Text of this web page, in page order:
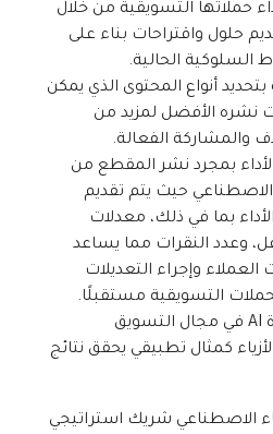
حملاتها التسويقية من خلال
حلول واقتراحات بناء على
السلوكية الحالية.
أنواع المحتوى الذي يمكن
نشره الأفضل لمزيد من
والمشاركة الفعالة.
الأداء بمجرد نشر المقطع من
الاصطناعي حيث يتم تقديم
بما في ذلك، معدلات
وعدد النقرات مما يساعد
وإجراء التعديلات
التسويقية مستقبلًا.
يمكن استخدام أداة AI في مجال التسويق
كمثال تطبيقي يحقق نتائج
الاصطناعي شريك استراتيجي